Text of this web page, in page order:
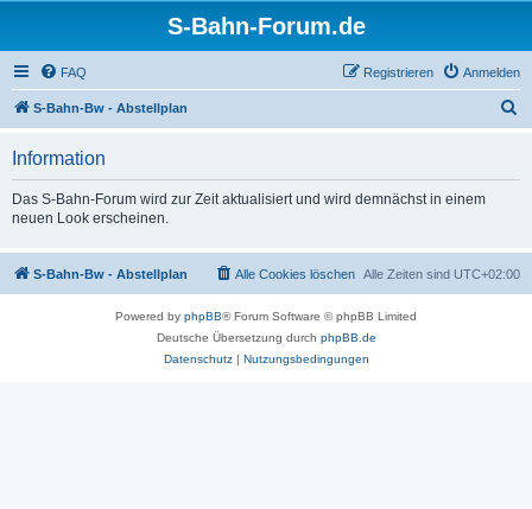
S-Bahn-Forum.de
FAQ Anmelden
Registrieren
S-Bahn-Bw - Abstellplan
Information
Das S-Bahn-Forum wird zur Zeit aktualisiert und wird demnächst in einem
neuen Look erscheinen.
S-Bahn-Bw - Abstellplan Alle Zeiten sind UTC+02:00
Alle Cookies löschen
Powered by phpBB® Forum Software © phpBB Limited
Deutsche Übersetzung durch phpBB.de
Datenschutz| Nutzungsbedingungen